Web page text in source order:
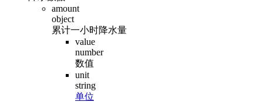
amount
object
累计一小时降水量
value
number
数值
unit
string
单位